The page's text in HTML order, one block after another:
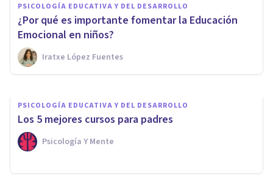
PSICOLOGÍA EDUCATIVA Y DEL DESARROLLO
¿Por qué es importante fomentar la Educación
Emocional en niños?
Iratxe López Fuentes
6 señales de que estás
sobreprotegiendo a tu hijo
Mario Arrimada
PSICOLOGÍA EDUCATIVA Y DEL DESARROLLO
Los 5 mejores cursos para padres
Psicología Y Mente